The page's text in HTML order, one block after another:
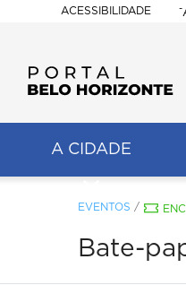
ACESSIBILIDADE
BELO
-
A CIDADE
EVENTOS /
Bate-